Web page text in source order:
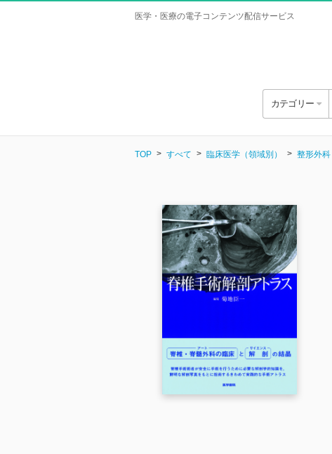
医学・医療の電子コンテンツ配信サービス
カテゴリー
TOP すべて 臨床医学（領域別） 整形外科